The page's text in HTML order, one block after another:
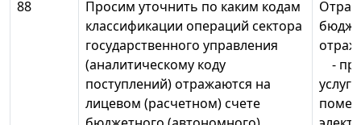
88
Просим уточнить по каким кодам
классификации операций сектора
государственного управления
(аналитическому коду
поступлений) отражаются на
лицевом (расчетном) счете
-
услуг